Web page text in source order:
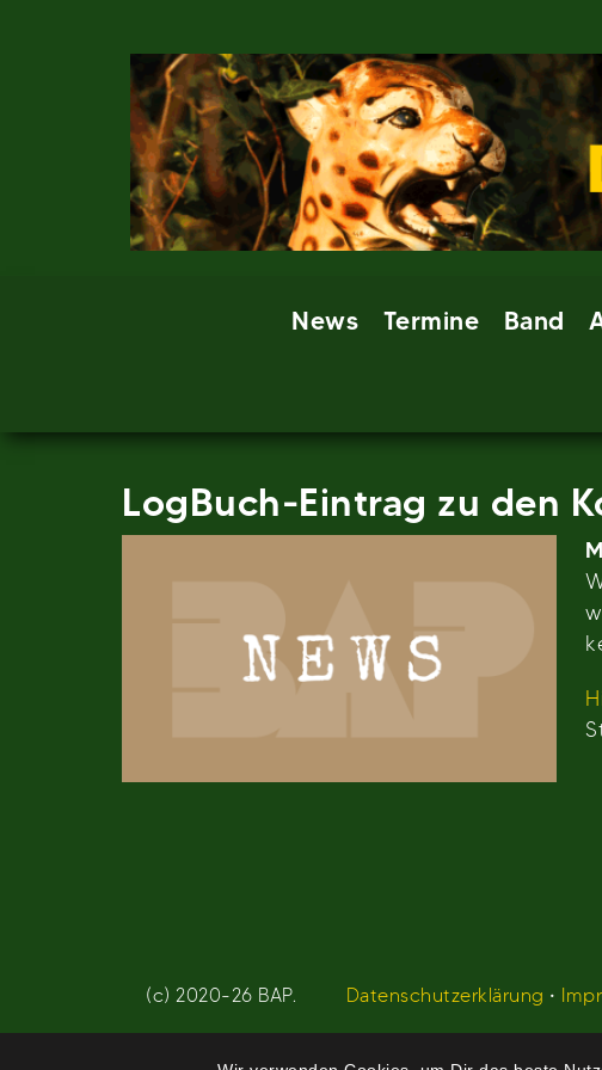
News Termine Band
LogBuch-Eintrag zu den
(c) 2020-26 BAP. Datenschutzerklärung •